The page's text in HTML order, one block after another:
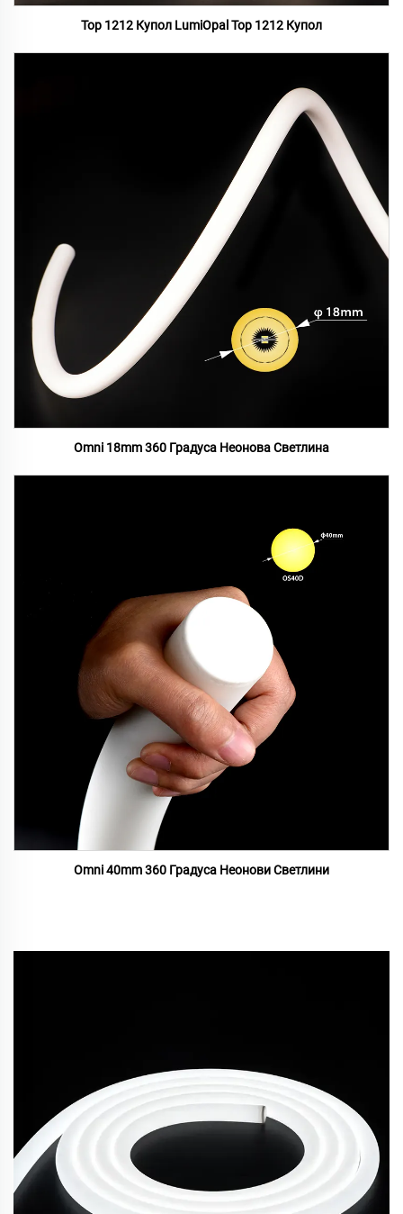
Top 1212 Купол LumiOpal Top 1212 Купол
Omni 18mm 360 Градуса Неонова Светлина
Omni 40mm 360 Градуса Неонови Светлини